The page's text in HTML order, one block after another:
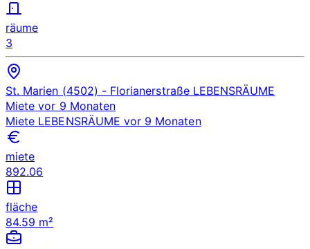
räume
3
St. Marien (4502) - Florianerstraße LEBENSRÄUME
Miete vor 9 Monaten
Miete LEBENSRÄUME vor 9 Monaten
miete
892.06
fläche
84.59 m²